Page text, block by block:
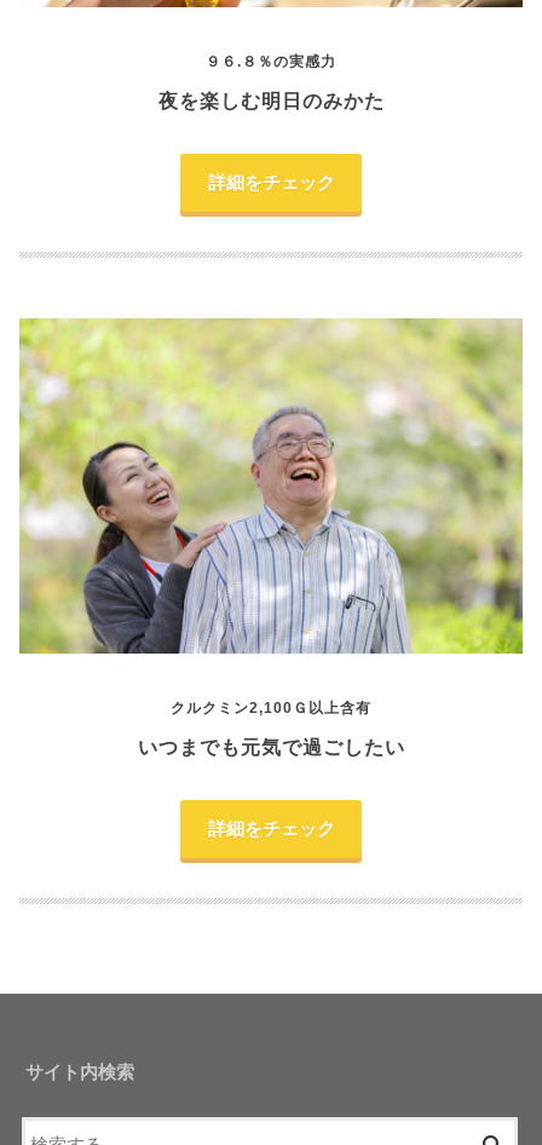
９６.８％の実感力
夜を楽しむ明日のみかた
詳細をチェック
クルクミン2,100Ｇ以上含有
いつまでも元気で過ごしたい
詳細をチェック
サイト内検索